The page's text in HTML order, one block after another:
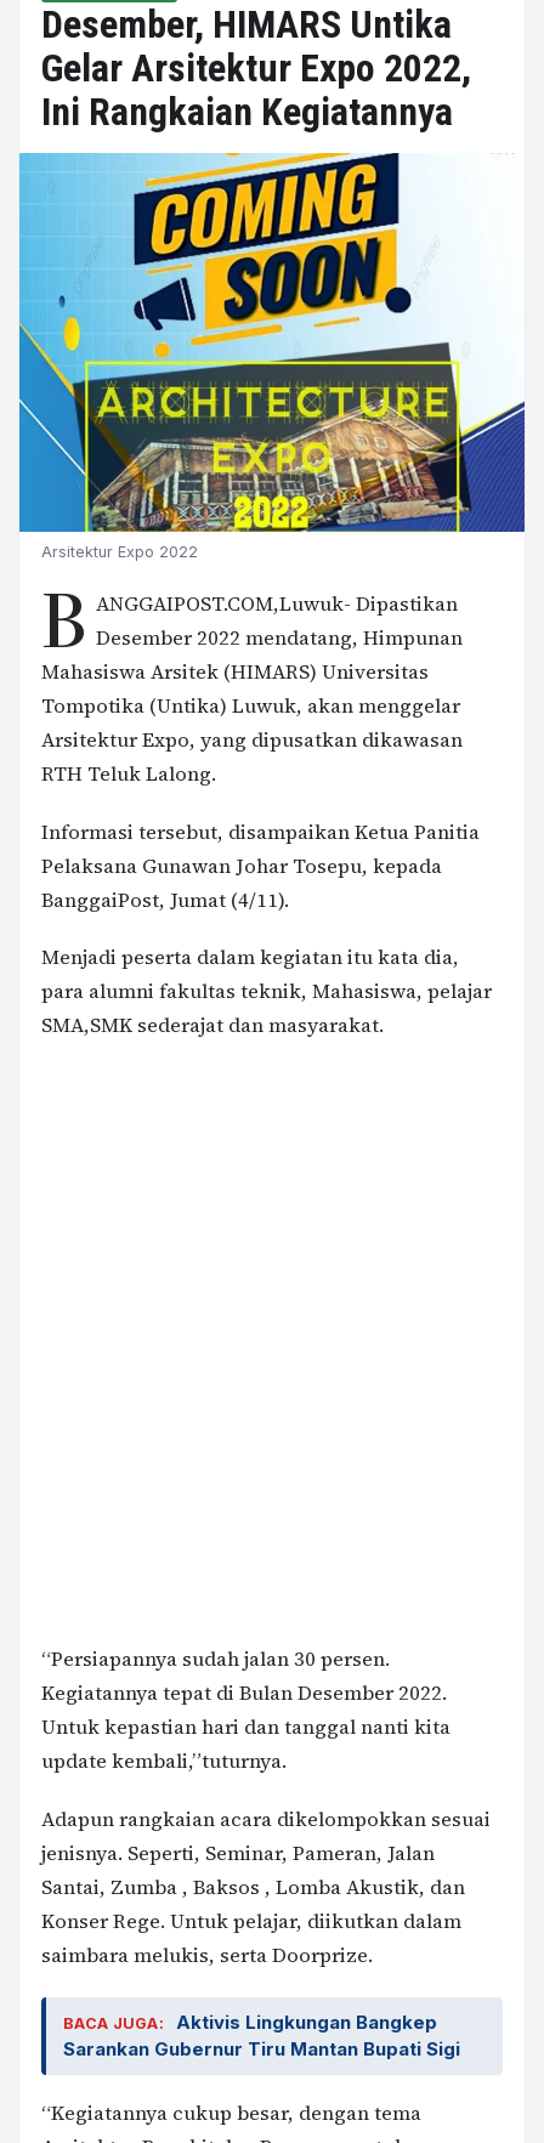
Desember, HIMARS Untika
Gelar Arsitektur Expo 2022,
Ini Rangkaian Kegiatannya
Arsitektur Expo 2022
B ANGGAIPOST.COM,Luwuk- Dipastikan
Desember 2022 mendatang, Himpunan
Mahasiswa Arsitek (HIMARS) Universitas
Tompotika (Untika) Luwuk, akan menggelar
Arsitektur Expo, yang dipusatkan dikawasan
RTH Teluk Lalong.
Informasi tersebut, disampaikan Ketua Panitia
Pelaksana Gunawan Johar Tosepu, kepada
BanggaiPost, Jumat (4/11).
Menjadi peserta dalam kegiatan itu kata dia,
para alumni fakultas teknik, Mahasiswa, pelajar
SMA,SMK sederajat dan masyarakat.
“Persiapannya sudah jalan 30 persen.
Kegiatannya tepat di Bulan Desember 2022.
Untuk kepastian hari dan tanggal nanti kita
update kembali,”tuturnya.
Adapun rangkaian acara dikelompokkan sesuai
jenisnya. Seperti, Seminar, Pameran, Jalan
Santai, Zumba , Baksos , Lomba Akustik, dan
Konser Rege. Untuk pelajar, diikutkan dalam
saimbara melukis, serta Doorprize.
BACA JUGA:
Aktivis Lingkungan Bangkep
Sarankan Gubernur Tiru Mantan Bupati Sigi
“Kegiatannya cukup besar, dengan tema